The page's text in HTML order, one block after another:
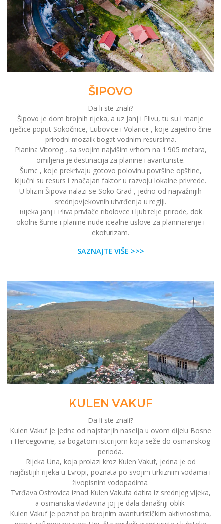
ŠIPOVO
Da li ste znali?
Šipovo je dom brojnih rijeka, a uz Janj i Plivu, tu su i manje
rječice poput Sokočnice, Lubovice i Volarice , koje zajedno čine
prirodni mozaik bogat vodnim resursima.
Planina Vitorog , sa svojim najvišim vrhom na 1.905 metara,
omiljena je destinacija za planine i avanturiste.
Šume , koje prekrivaju gotovo polovinu površine opštine,
ključni su resurs i značajan faktor u razvoju lokalne privrede.
U blizini Šipova nalazi se Soko Grad , jedno od najvažnijih
srednjovjekovnih utvrđenja u regiji.
Rijeka Janj i Pliva privlače ribolovce i ljubitelje prirode, dok
okolne šume i planine nude idealne uslove za planinarenje i
ekoturizam.
SAZNAJTE VIŠE >>>
KULEN VAKUF
Da li ste znali?
Kulen Vakuf je jedna od najstarijih naselja u ovom dijelu Bosne
i Hercegovine, sa bogatom istorijom koja seže do osmanskog
perioda.
Rijeka Una, koja prolazi kroz Kulen Vakuf, jedna je od
najčistijih rijeka u Evropi, poznata po svojim tirkiznim vodama i
živopisnim vodopadima.
Tvrđava Ostrovica iznad Kulen Vakufa datira iz srednjeg vijeka,
a osmanska vladavina joj je dala današnji oblik.
Kulen Vakuf je poznat po brojnim avanturističkim aktivnostima,